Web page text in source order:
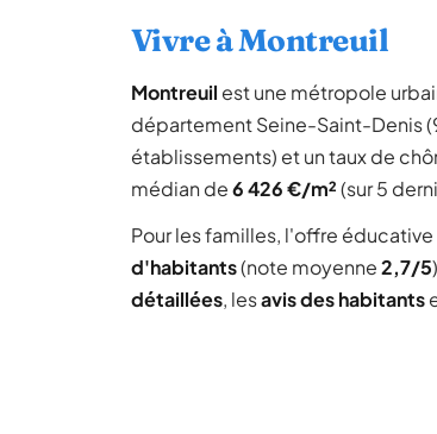
Vivre à Montreuil
Montreuil est une métropole
département Seine-Saint-Denis
établissements) et un taux de
médian de6 426 €/m²(sur 5
Pour les familles, l'offre
d'habitants(note moyenne2,7/5
détaillées, lesavis des habitants